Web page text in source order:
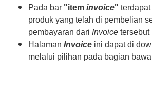
Pada bar "item invoice"
produk yang telah di pembelian
pembayaran dari Invoice tersebut
Halaman Invoice ini dapat di
melalui pilihan pada bagian